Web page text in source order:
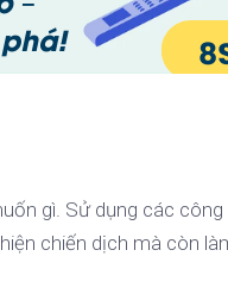
gì. Sử dụng các
chiến dịch mà còn